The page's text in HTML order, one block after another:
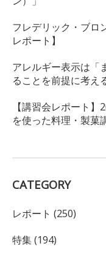
フレデリック・ブロ
レポート】
アレルギー表示は「
ることを前提に考
【講習会レポート
を使った料理・製菓
CATEGORY
レポート (250)
特集 (194)